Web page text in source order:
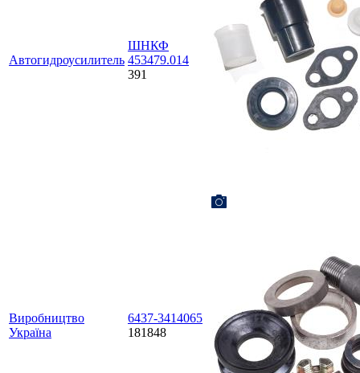
Автогидроусилитель
ШНКФ
453479.014
391
Виробництво
Україна
6437-3414065
181848